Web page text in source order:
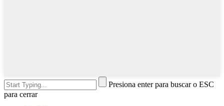
Presiona enter para buscar o ESC
para cerrar